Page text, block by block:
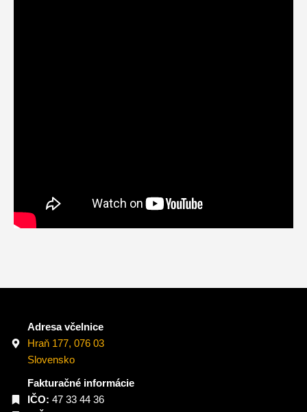
Adresa včelnice
Hraň 177, 076 03
Slovensko
Fakturačné informácie
IČO: 47 33 44 36